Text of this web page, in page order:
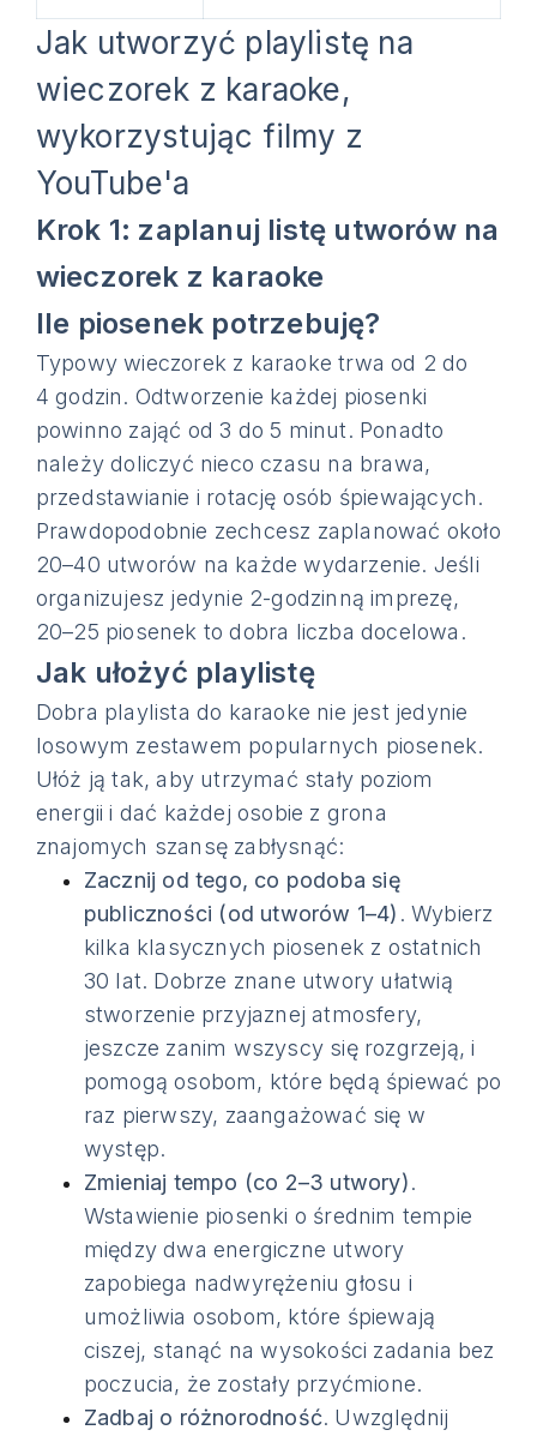
Jak utworzyć playlistę na
wieczorek z karaoke,
wykorzystując filmy z
YouTube'a
Krok 1: zaplanuj listę utworów na
wieczorek z karaoke
Ile piosenek potrzebuję?
Typowy wieczorek z karaoke trwa od 2 do
4 godzin. Odtworzenie każdej piosenki
powinno zająć od 3 do 5 minut. Ponadto
należy doliczyć nieco czasu na brawa,
przedstawianie i rotację osób śpiewających.
Prawdopodobnie zechcesz zaplanować około
20–40 utworów na każde wydarzenie. Jeśli
organizujesz jedynie 2-godzinną imprezę,
20–25 piosenek to dobra liczba docelowa.
Jak ułożyć playlistę
Dobra playlista do karaoke nie jest jedynie
losowym zestawem popularnych piosenek.
Ułóż ją tak, aby utrzymać stały poziom
energii i dać każdej osobie z grona
znajomych szansę zabłysnąć:
Zacznij od tego, co podoba się
publiczności (od utworów 1–4) . Wybierz
kilka klasycznych piosenek z ostatnich
30 lat. Dobrze znane utwory ułatwią
stworzenie przyjaznej atmosfery,
jeszcze zanim wszyscy się rozgrzeją, i
pomogą osobom, które będą śpiewać po
raz pierwszy, zaangażować się w
występ.
Zmieniaj tempo (co 2–3 utwory).
Wstawienie piosenki o średnim tempie
między dwa energiczne utwory
zapobiega nadwyrężeniu głosu i
umożliwia osobom, które śpiewają
ciszej, stanąć na wysokości zadania bez
poczucia, że zostały przyćmione.
Zadbaj o różnorodność. Uwzględnij